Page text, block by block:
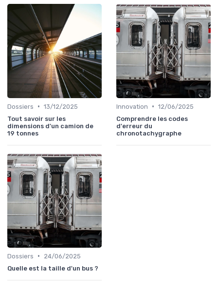
Dossiers • 13/12/2025
Tout savoir sur les
dimensions d'un camion de
19 tonnes
Innovation • 12/06/2025
Comprendre les codes
d'erreur du
chronotachygraphe
Dossiers •
24/06/2025
Quelle est la taille d'un bus ?